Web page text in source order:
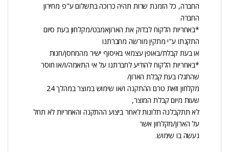
החברה, כל הזמנת שרות תהיה כרוכה בתשלום ע"פ מחירון
החברה
*באחריות הלקוח לבדוק את הארוןאמבט/מקלחון בעת סיום
התקנתו ע"י מתקין מורשה מחברתנו
או בעת קבלת/באופן עצמאי באיסוף ישיר מהמחסן/חנות
*באחריות הלקוח להודיע לחברתנו על אי התאמה/ו/או חוסר
שהתגלו בעת קבלת הארון/
מקלחון וזאת טרם ההתקנה ו/או שימוש במוצר במהלך 24
שעות מיום קבלת המוצר,
לא תתקבלנה תלונות לאחר ביצוע ההתקנה והאחריות לא תחל
על הארון/מקלחון אשר
נעשה בו שימוש.